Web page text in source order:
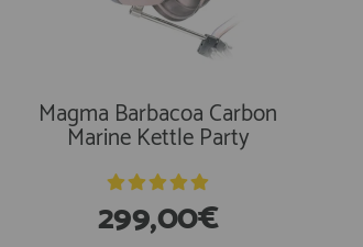
Magma Barbacoa Carbon
Marine Kettle Party
299,00€